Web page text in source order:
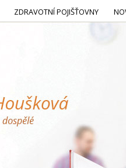
ZDRAVOTNÍ POJIŠŤOVNY